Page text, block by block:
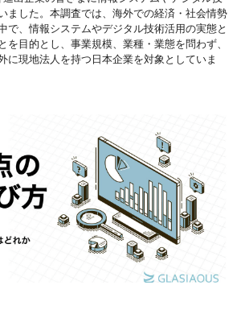
ました。本調査では、海外での経済・社会情勢
で、情報システムやデジタル技術活用の実態と
を目的とし、事業規模、業種・業態を問わず、
に現地法人を持つ日本企業を対象としていま